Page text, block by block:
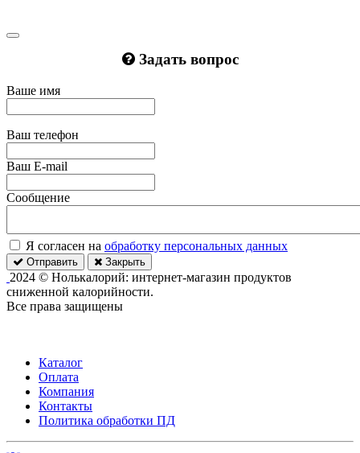
Задать вопрос
Ваше имя
Ваш телефон
Ваш E-mail
Сообщение
Я согласен на обработку персональных данных
Отправить Закрыть
2024 © Нолькалорий: интернет-магазин продуктов
сниженной калорийности.
Все права защищены
Каталог
Оплата
Компания
Контакты
Политика обработки ПД